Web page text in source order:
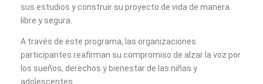
sus estudios y construir su proyecto de vida de manera
libre y segura.
A través de este programa, las organizaciones
participantes reafirman su compromiso de alzar la voz por
los sueños, derechos y bienestar de las niñas y
adolescentes.